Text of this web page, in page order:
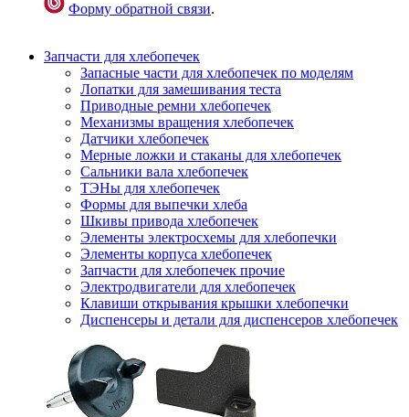
Форму обратной связи.
Запчасти для хлебопечек
Запасные части для хлебопечек по моделям
Лопатки для замешивания теста
Приводные ремни хлебопечек
Механизмы вращения хлебопечек
Датчики хлебопечек
Мерные ложки и стаканы для хлебопечек
Сальники вала хлебопечек
ТЭНы для хлебопечек
Формы для выпечки хлеба
Шкивы привода хлебопечек
Элементы электросхемы для хлебопечки
Элементы корпуса хлебопечек
Запчасти для хлебопечек прочие
Электродвигатели для хлебопечек
Клавиши открывания крышки хлебопечки
Диспенсеры и детали для диспенсеров хлебопечек